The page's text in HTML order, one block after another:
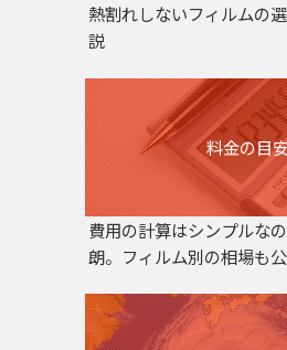
熱割れしないフィルムの
説
料金の目
費用の計算はシンプルな
朗。フィルム別の相場も公